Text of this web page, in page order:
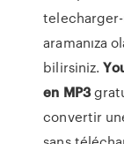
aramanıza
bilirsiniz.
en MP3
convertir